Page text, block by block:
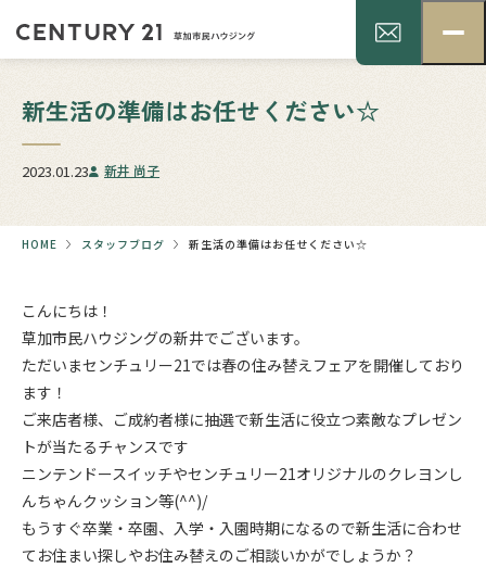
新生活の準備はお任せください☆
2023.01.23 新井 尚子
HOME スタッフブログ 新生活の準備はお任せください☆
こんにちは！
草加市民ハウジングの新井でございます。
ただいまセンチュリー21では春の住み替えフェアを開催しており
ます！
ご来店者様、ご成約者様に抽選で新生活に役立つ素敵なプレゼン
トが当たるチャンスです
ニンテンドースイッチやセンチュリー21オリジナルのクレヨンし
んちゃんクッション等(^^)/
もうすぐ卒業・卒園、入学・入園時期になるので新生活に合わせ
てお住まい探しやお住み替えのご相談いかがでしょうか？